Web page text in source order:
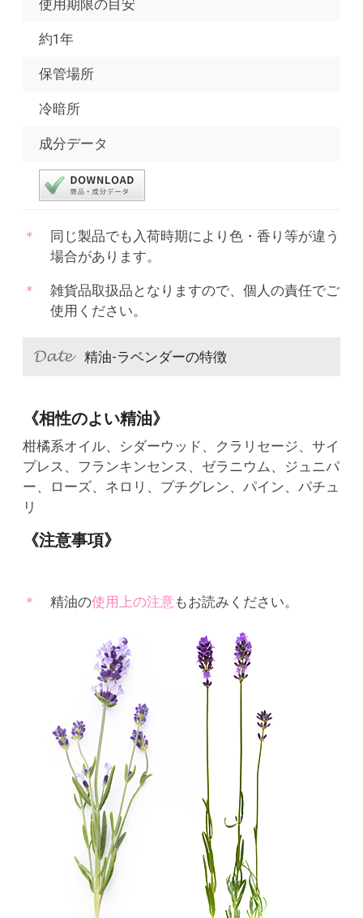
使用期限の目安
約1年
保管場所
冷暗所
成分データ
同じ製品でも入荷時期により色・香り等が違う
場合があります。
雑貨品取扱品となりますので、個人の責任でご
使用ください。
精油-ラベンダーの特徴
《相性のよい精油》
柑橘系オイル、シダーウッド、クラリセージ、サイ
プレス、フランキンセンス、ゼラニウム、ジュニパ
ー、ローズ、ネロリ、プチグレン、パイン、パチュ
リ
《注意事項》
精油の使用上の注意 もお読みください。